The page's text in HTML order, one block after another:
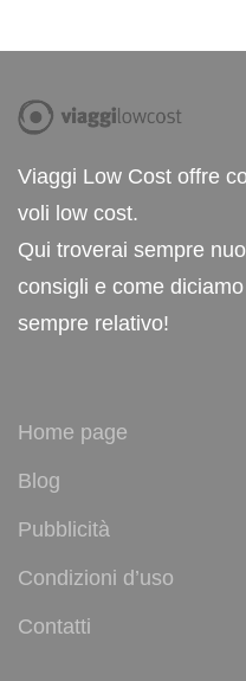
Viaggi Low Cost offre
voli low cost.
Qui troverai sempre
consigli e come
sempre relativo!
Home page
Blog
Pubblicità
Condizioni d’uso
Contatti